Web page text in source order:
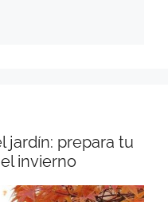
jardín: prepara tu
invierno